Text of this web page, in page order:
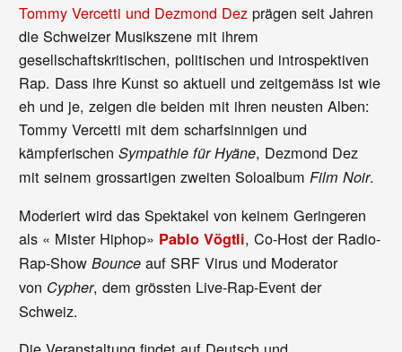
Tommy Vercetti und Dezmond Dez prägen seit Jahren
die Schweizer Musikszene mit ihrem
gesellschaftskritischen, politischen und introspektiven
Rap. Dass ihre Kunst so aktuell und zeitgemäss ist wie
eh und je, zeigen die beiden mit ihren neusten Alben:
Tommy Vercetti mit dem scharfsinnigen und
kämpferischenSympathie für Hyäne, Dezmond Dez
mit seinem grossartigen zweiten SoloalbumFilm Noir.
Moderiert wird das Spektakel von keinem Geringeren
als « Mister Hiphop» Pablo Vögtli, Co-Host der Radio-
Rap-ShowBounce auf SRF Virus und Moderator
von Cypher, dem grössten Live-Rap-Event der
Schweiz.